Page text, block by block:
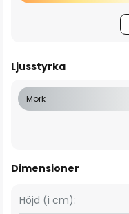
Ljusstyrka
Mörk
Dimensioner
Höjd (i cm):